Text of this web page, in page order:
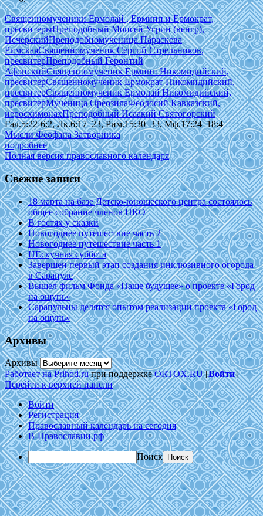
Священномученики Ермолай , Ермипп и Ермократ,
пресвитерыПреподобный Моисей Угрин (венгр),
ПечерскийПреподобномученица Параскева
РимскаяСвященномученик Сергий Стрельников,
пресвитерПреподобный Геронтий
АфонскийСвященномученик Ермипп Никомидийский,
пресвитерСвященномученик Ермократ Никомидийский,
пресвитерСвященномученик Ермолай Никомидийский,
пресвитерМученица ОреозилаФеодосий Кавказский,
иеросхимонахПреподобный Исаакий Святогорский
Гал.5:22-6:2, Лк.6:17–23, Рим.15:30–33, Мф.17:24–18:4
Мысли Феофана Затворника
подробнее
Полная версия православного календаря
Свежие записи
18 марта на базе Детско-юношеского центра состоялось
общее собрание членов НКО
В гостях у сказки
Новогоднее путешествие часть 2
Новогоднее путешествие часть 1
НЕскучная суббота
Завершен первый этап создания инклюзивного огорода
в Сарапуле
Вышел фильм Фонда «Наше будущее» о проекте «Город
на ощупь»
Сарапульцы делятся опытом реализации проекта «Город
на ощупь»
Архивы
Архивы
Работает на Prihod.ruпри поддержкеORTOX.RU[Войти]
Перейти к верхней панели
Войти
Регистрация
Православный календарь на сегодня
В-Православии.рф
Поиск